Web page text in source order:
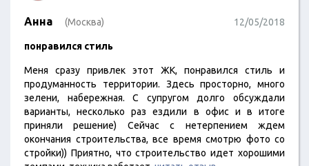
Анна (Москва) 12/05/2018
понравился стиль
Меня сразу привлек этот ЖК, понравился стиль и
продуманность территории. Здесь просторно, много
зелени, набережная. С супругом долго обсуждали
варианты, несколько раз ездили в офис и в итоге
приняли решение) Сейчас с нетерпением ждем
окончания строительства, все время смотрю фото со
стройки)) Приятно, что строительство идет хорошими